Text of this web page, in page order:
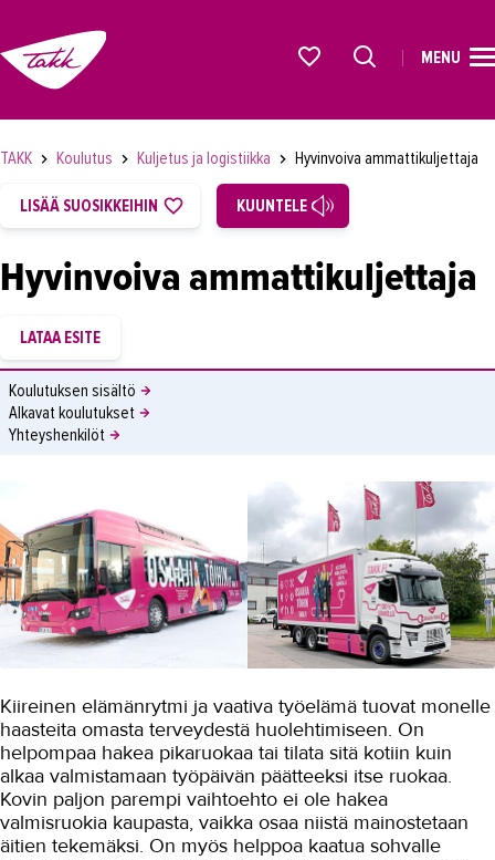
YRITYKSILLE
TAKK
AJANKOHTAISTA
OMA TAKK
YHTEYSTIEDOT
MENU
TAKK Koulutus Kuljetus ja logistiikka Hyvinvoiva ammattikuljettaja
LISÄÄ SUOSIKKEIHIN KUUNTELE
Hyvinvoiva ammattikuljettaja
Koulutuksen sisältö
Alkavat koulutukset
Yhteyshenkilöt
Kiireinen elämänrytmi ja vaativa työelämä tuovat monelle
haasteita omasta terveydestä huolehtimiseen. On
helpompaa hakea pikaruokaa tai tilata sitä kotiin kuin
alkaa valmistamaan työpäivän päätteeksi itse ruokaa.
Kovin paljon parempi vaihtoehto ei ole hakea
valmisruokia kaupasta, vaikka osaa niistä mainostetaan
äitien tekemäksi. On myös helppoa kaatua sohvalle